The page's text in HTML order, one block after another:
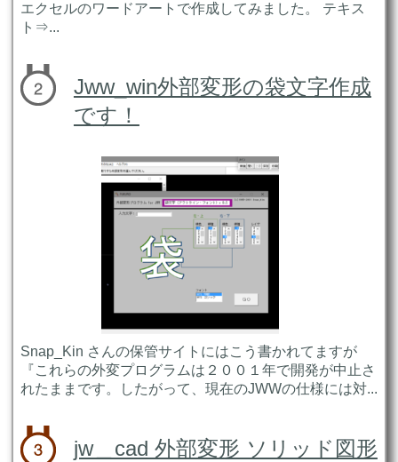
エクセルのワードアートで作成してみました。 テキス
ト⇒...
Jww_win外部変形の袋文字作成
です！
Snap_Kin さんの保管サイトにはこう書かれてますが
『これらの外変プログラムは２００１年で開発が中止さ
れたままです。したがって、現在のJWWの仕様には対...
jw＿cad 外部変形 ソリッド図形